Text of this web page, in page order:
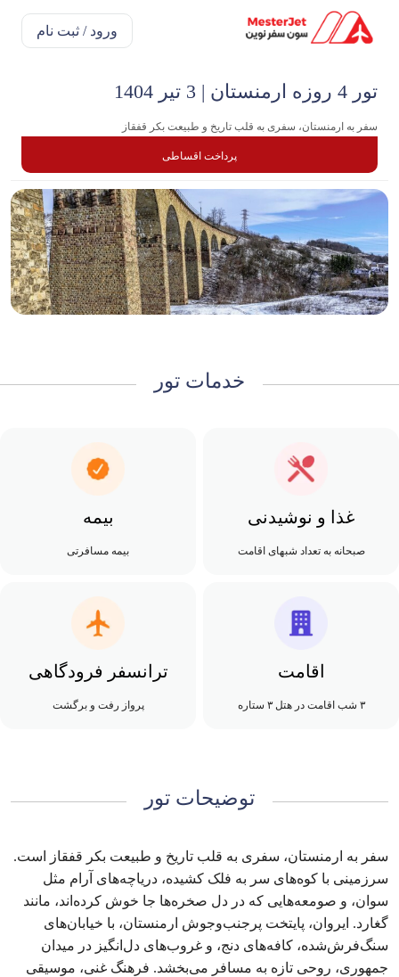
ورود / ثبت نام
تور 4 روزه ارمنستان | 3 تیر 1404
سفر به ارمنستان، سفری به قلب تاریخ و طبیعت بکر قفقاز
پرداخت اقساطی
خدمات تور
غذا و نوشیدنی
صبحانه به تعداد شبهای اقامت
بیمه
بیمه مسافرتی
اقامت
۳ شب اقامت در هتل ۳ ستاره
ترانسفر فرودگاهی
پرواز رفت و برگشت
توضیحات تور
سفر به ارمنستان، سفری به قلب تاریخ و طبیعت بکر قفقاز است.
سرزمینی با کوه‌های سر به فلک کشیده، دریاچه‌های آرام مثل
سوان، و صومعه‌هایی که در دل صخره‌ها جا خوش کرده‌اند، مانند
گغارد. ایروان، پایتخت پرجنب‌وجوش ارمنستان، با خیابان‌های
سنگ‌فرش‌شده، کافه‌های دنج، و غروب‌های دل‌انگیز در میدان
جمهوری، روحی تازه به مسافر می‌بخشد. فرهنگ غنی، موسیقی